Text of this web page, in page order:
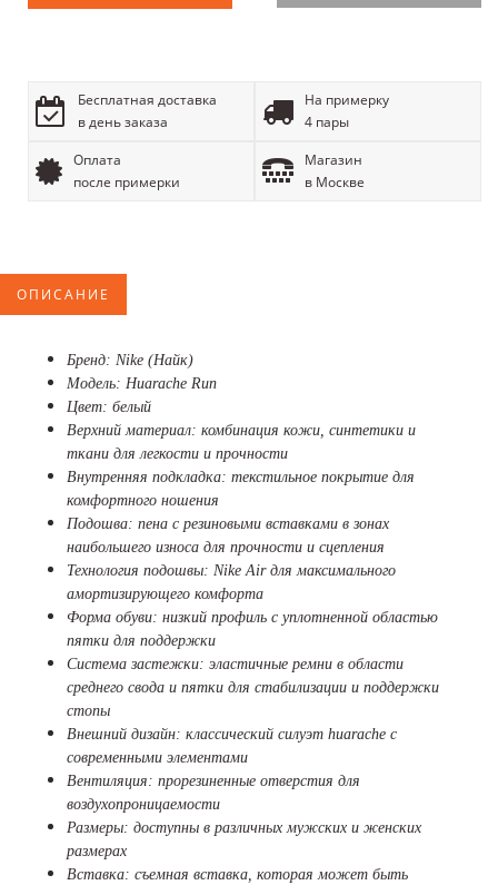
Бесплатная доставка
в день заказа
На примерку
4 пары
Оплата
после примерки
Магазин
в Москве
ОПИСАНИЕ
Бренд: Nike (Найк)
Модель: Huarache Run
Цвет: белый
Верхний материал: комбинация кожи, синтетики и
ткани для легкости и прочности
Внутренняя подкладка: текстильное покрытие для
комфортного ношения
Подошва: пена с резиновыми вставками в зонах
наибольшего износа для прочности и сцепления
Технология подошвы: Nike Air для максимального
амортизирующего комфорта
Форма обуви: низкий профиль с уплотненной областью
пятки для поддержки
Система застежки: эластичные ремни в области
среднего свода и пятки для стабилизации и поддержки
стопы
Внешний дизайн: классический силуэт huarache с
современными элементами
Вентиляция: прорезиненные отверстия для
воздухопроницаемости
Размеры: доступны в различных мужских и женских
размерах
Вставка: съемная вставка, которая может быть